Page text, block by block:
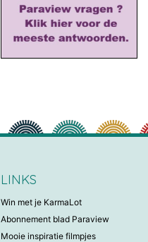
LINKS
Win met je KarmaLot
Abonnement blad Paraview
Mooie inspiratie filmpjes